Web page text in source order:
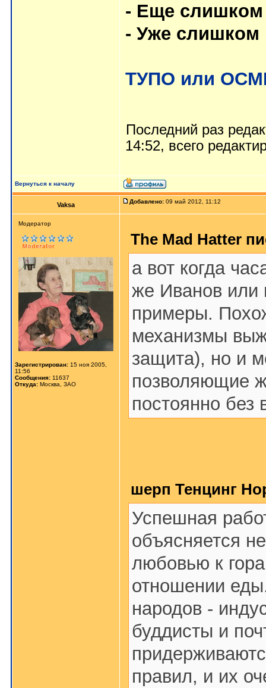
- Еще слишком
- Уже слишком
ТУПО или
Последний раз
14:52, всего
Вернуться к началу
Vaksa Добавлено: 09 май 2012, 11:12
Модератор
Зарегистрирован: 15 ноя 2005,
11:56
Сообщения: 11637
Откуда: Москва, ЗАО
The Mad Hatter
а вот когда
же Иванов или
примеры.
механизмы
защита), но и
позволяющие
постоянно без
шерп Тенцинг
Успешная
объясняется
любовью к
отношении
народов -
буддисты и
правил, и их